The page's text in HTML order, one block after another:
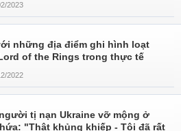
2023
những địa điểm ghi hình loạt
of the Rings trong thực tế
2022
tị nạn Ukraine vỡ mộng ở
"Thật khủng khiếp - Tôi đã rất